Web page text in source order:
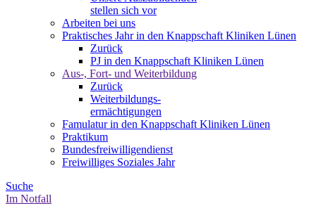
stellen sich vor
Arbeiten bei uns
Praktisches Jahr in den Knappschaft Kliniken Lünen
Zurück
PJ in den Knappschaft Kliniken Lünen
Aus-, Fort- und Weiterbildung
Zurück
Weiterbildungs-
ermächtigungen
Famulatur in den Knappschaft Kliniken Lünen
Praktikum
Bundesfreiwilligendienst
Freiwilliges Soziales Jahr
Suche
Im Notfall